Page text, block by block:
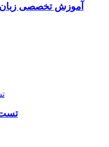
آموزش تخصصی زبان
تست